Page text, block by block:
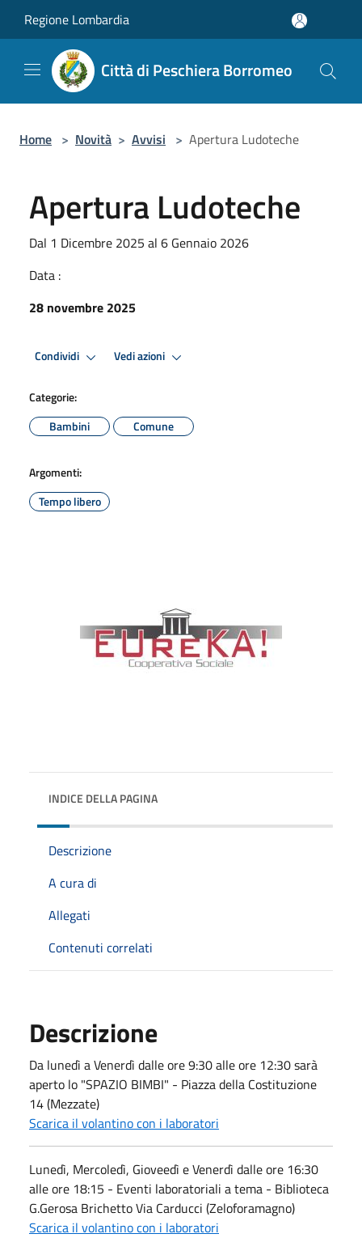
Regione Lombardia
Città di Peschiera Borromeo
Home > Novità > Avvisi > Apertura Ludoteche
Apertura Ludoteche
Dal 1 Dicembre 2025 al 6 Gennaio 2026
Data :
28 novembre 2025
Condividi Vedi azioni
Categorie:
Bambini
Comune
Argomenti:
Tempo libero
INDICE DELLA PAGINA
Descrizione
A cura di
Allegati
Contenuti correlati
Descrizione
Da lunedì a Venerdì dalle ore 9:30 alle ore 12:30 sarà
aperto lo "SPAZIO BIMBI" - Piazza della Costituzione
14 (Mezzate)
Scarica il volantino con i laboratori
Lunedì, Mercoledì, Gioveedì e Venerdì dalle ore 16:30
alle ore 18:15 - Eventi laboratoriali a tema - Biblioteca
G.Gerosa Brichetto Via Carducci (Zeloforamagno)
Scarica il volantino con i laboratori